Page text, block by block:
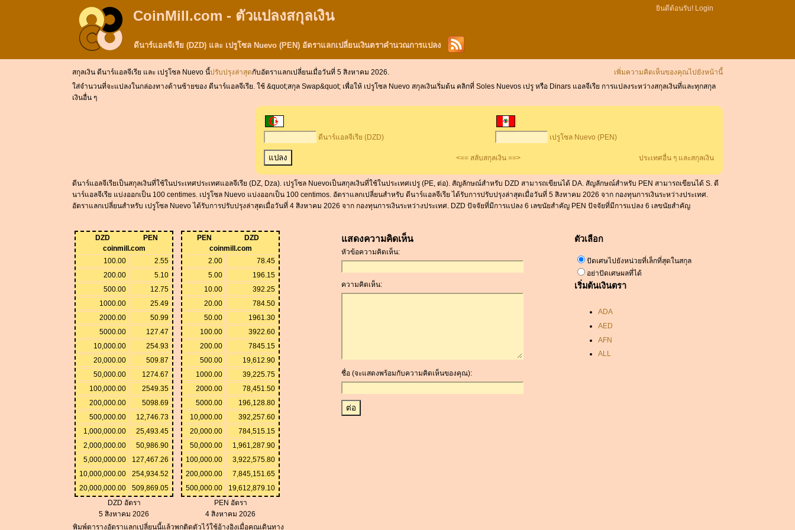
CoinMill.com - ตัวแปลงสกุลเงิน ยินดีต้อนรับ! Login
ดีนาร์แอลจีเรีย (DZD) และ เปรูโซล Nuevo (PEN) อัตราแลกเปลี่ยนเงินตราคำนวณการแปลง
เพิ่มความคิดเห็นของคุณไปยังหน้านี้
สกุลเงิน ดีนาร์แอลจีเรีย และ เปรูโซล Nuevo นี้ปรับปรุงล่าสุดกับอัตราแลกเปลี่ยนเมื่อวันที่ 5 สิงหาคม 2026.
ใส่จำนวนที่จะแปลงในกล่องทางด้านซ้ายของ ดีนาร์แอลจีเรีย. ใช้ &quot;สกุล Swap&quot; เพื่อให้ เปรูโซล Nuevo สกุลเงินเริ่มต้น คลิกที่ Soles Nuevos เปรู หรือ Dinars แอลจีเรีย การแปลงระหว่างสกุลเงินที่และทุกสกุล
เงินอื่น ๆ
ดีนาร์แอลจีเรีย (DZD) เปรูโซล Nuevo (PEN)
<== สลับสกุลเงิน ==> ประเทศอื่น ๆ และสกุลเงิน
ดีนาร์แอลจีเรียเป็นสกุลเงินที่ใช้ในประเทศประเทศแอลจีเรีย (DZ, Dza). เปรูโซล Nuevoเป็นสกุลเงินที่ใช้ในประเทศเปรู (PE, ต่อ). สัญลักษณ์สำหรับ DZD สามารถเขียนได้ DA. สัญลักษณ์สำหรับ PEN สามารถเขียนได้ S. ดี
นาร์แอลจีเรีย แบ่งออกเป็น 100 centimes. เปรูโซล Nuevo แบ่งออกเป็น 100 centimos. อัตราแลกเปลี่ยนสำหรับ ดีนาร์แอลจีเรีย ได้รับการปรับปรุงล่าสุดเมื่อวันที่ 5 สิงหาคม 2026 จาก กองทุนการเงินระหว่างประเทศ.
อัตราแลกเปลี่ยนสำหรับ เปรูโซล Nuevo ได้รับการปรับปรุงล่าสุดเมื่อวันที่ 4 สิงหาคม 2026 จาก กองทุนการเงินระหว่างประเทศ. DZD ปัจจัยที่มีการแปลง 6 เลขนัยสำคัญ PEN ปัจจัยที่มีการแปลง 6 เลขนัยสำคัญ
DZD
PEN
coinmill.com
100.00
2.55
200.00
5.10
500.00
12.75
1000.00
25.49
2000.00
50.99
5000.00
127.47
10,000.00
254.93
20,000.00
509.87
50,000.00
1274.67
100,000.00
2549.35
200,000.00
5098.69
500,000.00
12,746.73
1,000,000.00
25,493.45
2,000,000.00
50,986.90
5,000,000.00
127,467.26
10,000,000.00
254,934.52
20,000,000.00
509,869.05
DZD อัตรา
5 สิงหาคม 2026
PEN
DZD
coinmill.com
2.00
78.45
5.00
196.15
10.00
392.25
20.00
784.50
50.00
1961.30
100.00
3922.60
200.00
7845.15
500.00
19,612.90
1000.00
39,225.75
2000.00
78,451.50
5000.00
196,128.80
10,000.00
392,257.60
20,000.00
784,515.15
50,000.00
1,961,287.90
100,000.00
3,922,575.80
200,000.00
7,845,151.65
500,000.00
19,612,879.10
PEN อัตรา
4 สิงหาคม 2026
พิมพ์ตารางอัตราแลกเปลี่ยนนี้แล้วพกติดตัวไว้ใช้อ้างอิงเมื่อคุณเดินทาง
แสดงความคิดเห็น
หัวข้อความคิดเห็น:
ความคิดเห็น:
ชื่อ (จะแสดงพร้อมกับความคิดเห็นของคุณ):
ตัวเลือก
ปัดเศษไปยังหน่วยที่เล็กที่สุดในสกุล
อย่าปัดเศษผลที่ได้
เริ่มต้นเงินตรา
ADA
AED
AFN
ALL